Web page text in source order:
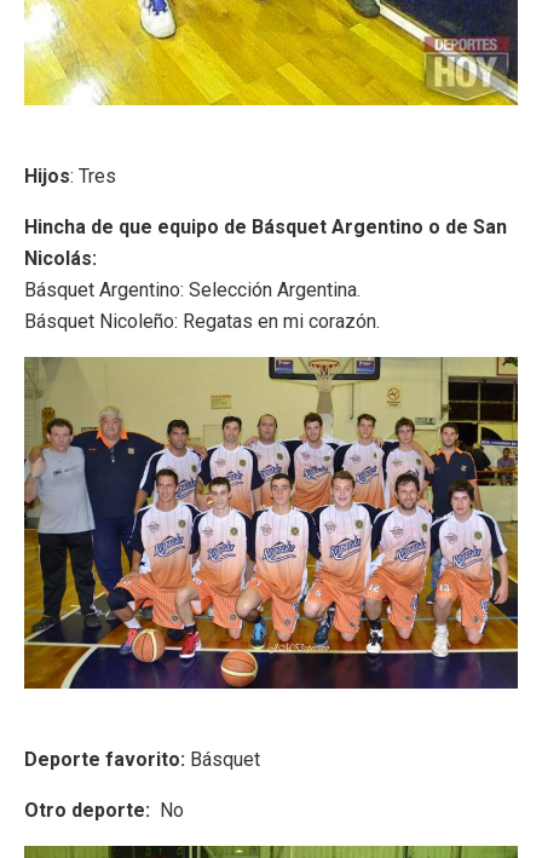
Hijos: Tres
Hincha de que equipo de Básquet Argentino o de San
Nicolás:
Básquet Argentino: Selección Argentina.
Básquet Nicoleño: Regatas en mi corazón.
Deporte favorito: Básquet
Otro deporte: No